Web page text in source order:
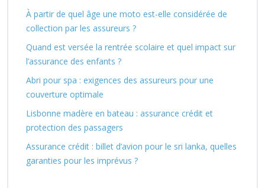
À partir de quel âge une moto est-elle considérée de
collection par les assureurs ?
Quand est versée la rentrée scolaire et quel impact sur
l’assurance des enfants ?
Abri pour spa : exigences des assureurs pour une
couverture optimale
Lisbonne madère en bateau : assurance crédit et
protection des passagers
Assurance crédit : billet d’avion pour le sri lanka, quelles
garanties pour les imprévus ?